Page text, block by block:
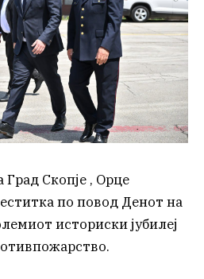
Скопје , Орце
по повод Денот на
историски јубилеј